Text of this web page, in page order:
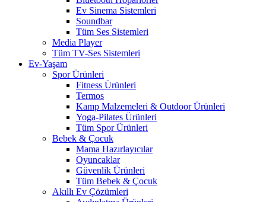
Ev Sinema Sistemleri
Soundbar
Tüm Ses Sistemleri
Media Player
Tüm TV-Ses Sistemleri
Ev-Yaşam
Spor Ürünleri
Fitness Ürünleri
Termos
Kamp Malzemeleri & Outdoor Ürünleri
Yoga-Pilates Ürünleri
Tüm Spor Ürünleri
Bebek & Çocuk
Mama Hazırlayıcılar
Oyuncaklar
Güvenlik Ürünleri
Tüm Bebek & Çocuk
Akıllı Ev Çözümleri